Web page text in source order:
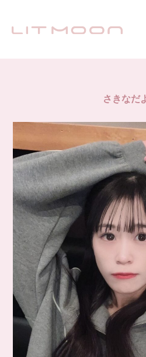
さきなだ